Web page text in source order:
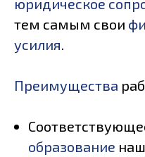
тем самым свои
усилия.
Преимущества
образование